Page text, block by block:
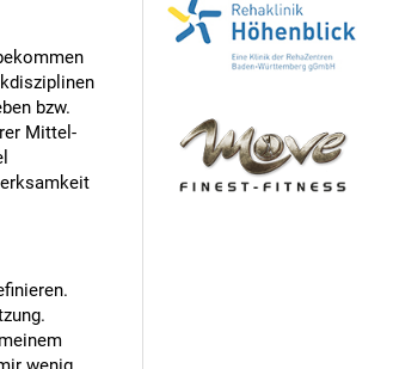
bzw.
Mittel-